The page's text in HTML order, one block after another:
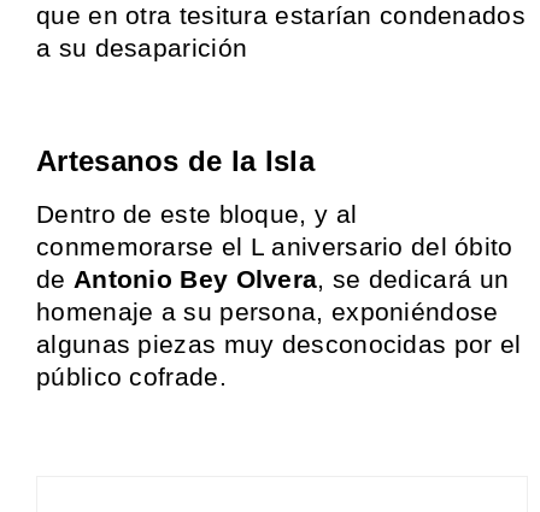
que en otra tesitura estarían condenados
a su desaparición
Artesanos de la Isla
Dentro de este bloque, y al
conmemorarse el L aniversario del óbito
de Antonio Bey Olvera, se dedicará un
homenaje a su persona, exponiéndose
algunas piezas muy desconocidas por el
público cofrade.